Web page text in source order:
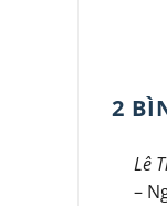
2
Lê
–